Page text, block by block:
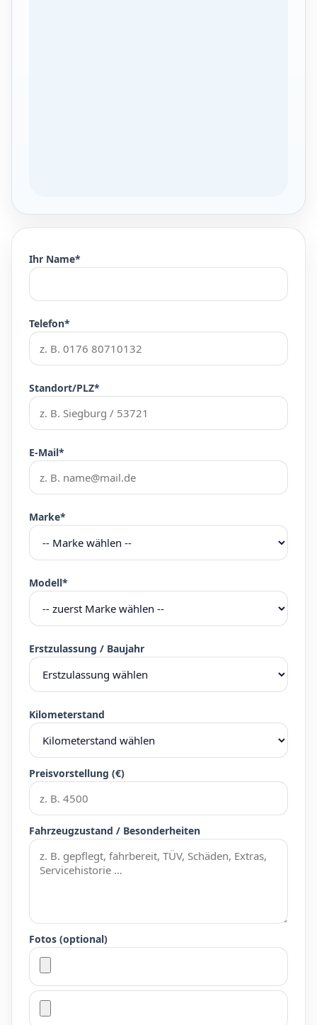
Ihr Name*
Telefon*
Standort/PLZ*
E-Mail*
Marke*
Modell*
Erstzulassung / Baujahr
Kilometerstand
Preisvorstellung (€)
Fahrzeugzustand / Besonderheiten
Fotos (optional)